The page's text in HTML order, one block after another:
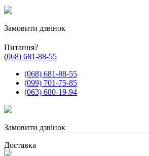
Замовити дзвінок
Питання?
(068) 681-88-55
(068) 681-88-55
(099) 701-75-85
(063) 680-19-94
Замовити дзвінок
Доставка